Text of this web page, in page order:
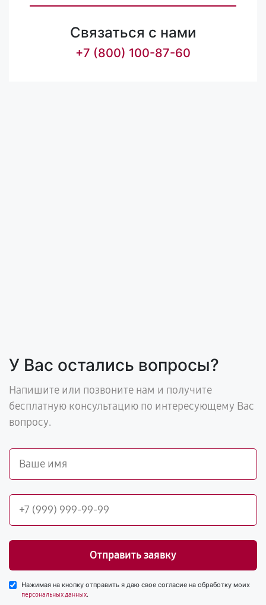
Связаться с нами
+7 (800) 100-87-60
У Вас остались вопросы?
Напишите или позвоните нам и получите
бесплатную консультацию по интересующему Вас
вопросу.
Отправить заявку
Нажимая на кнопку отправить я даю свое согласие на обработку моих
персональных данных.